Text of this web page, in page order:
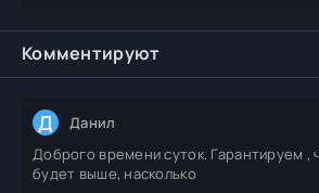
Комментируют
Д Данил
Доброго времени суток. Гарантируем ,
будет выше, насколько